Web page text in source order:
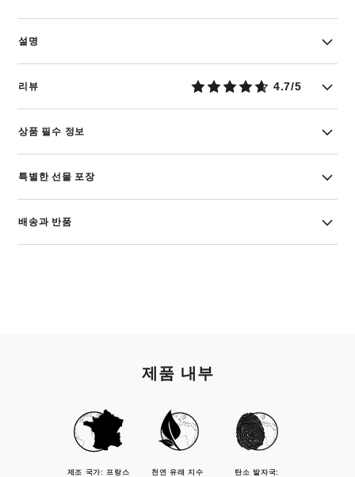
설명
리뷰 4.7/5
상품 필수 정보
특별한 선물 포장
배송과 반품
제품 내부
제조 국가: 프랑스
천연 유래 지수
탄소 발자국: